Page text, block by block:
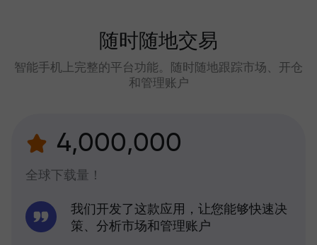
随时随地交易
智能手机上完整的平台功能。随时随地跟踪市场、开仓
和管理账户
4,000,000
全球下载量！
我们开发了这款应用，让您能够快速决
策、分析市场和管理账户